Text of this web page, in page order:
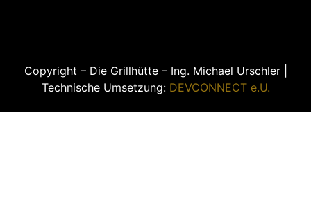
Copyright – Die Grillhütte – Ing. Michael Urschler |
Technische Umsetzung: DEVCONNECT e.U.